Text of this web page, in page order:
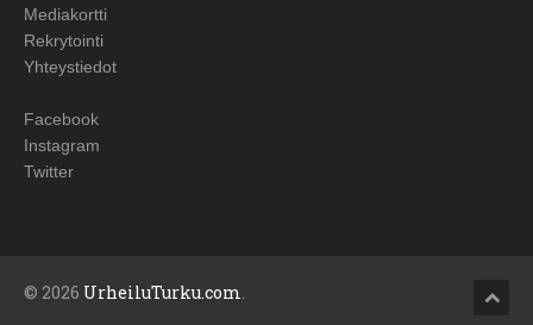
Mediakortti
Rekrytointi
Yhteystiedot
Facebook
Instagram
Twitter
© 2026 UrheiluTurku.com.